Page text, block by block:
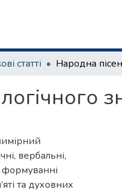
статті
вербальні,
формуванні
та духовних